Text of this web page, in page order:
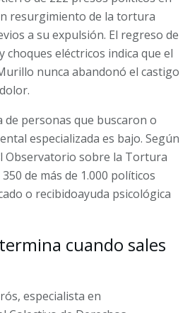
resurgimiento de la tortura
a su expulsión. El regreso de
choques eléctricos indica que el
nunca abandonó el castigo
de personas que buscaron o
especializada es bajo. Según
Observatorio sobre la Tortura
de más de 1.000 políticos
o recibidoayuda psicológica
cuando sales
especialista en